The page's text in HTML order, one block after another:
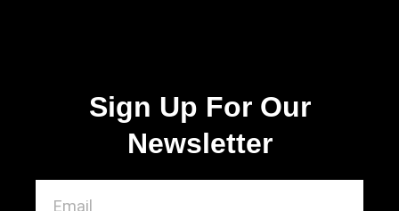
Sign Up For Our
Newsletter